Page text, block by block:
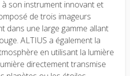
son instrument innovant et
de trois imageurs
dans une large gamme allant
ALTIUS a également la
en utilisant la lumière
directement transmise